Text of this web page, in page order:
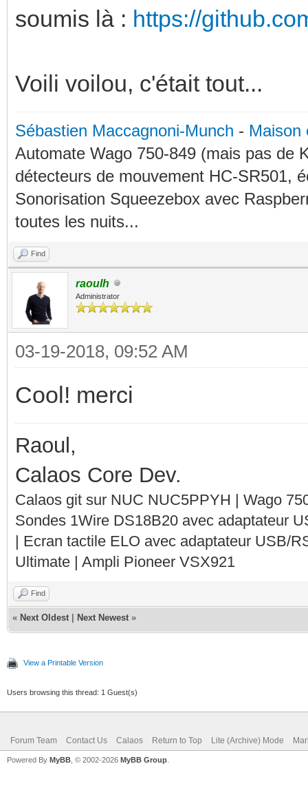
soumis là : https://
Voili voilou, c'était tout...
Sébastien Maccagnoni-Munch - Maison
Automate Wago 750-849 (mais pas de
détecteurs de mouvement HC-SR501,
Sonorisation Squeezebox avec
toutes les nuits...
Find
raoulh
Administrator
03-19-2018, 09:52 AM
Cool! merci
Raoul,
Calaos Core Dev.
Calaos git sur NUC NUC5PPYH | Wago
Sondes 1Wire DS18B20 avec adaptateur
| Ecran tactile ELO avec adaptateur USB/
Ultimate | Ampli Pioneer VSX921
Find
« Next Oldest Next Newest »
View a Printable Version
Users browsing this thread: 1 Guest(s)
Forum Team Contact Us Calaos Return to Top Lite (Archive) Mode
Powered By MyBB , © 2002-2026 MyBB Group